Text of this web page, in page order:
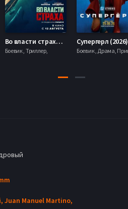
Во власти страха (2026)
Боевик , Триллер,
Супергерл (2026)
Juan Manuel Martino,